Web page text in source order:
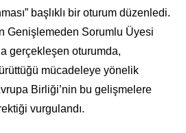
başlıklı bir oturum düzenledi.
Genişlemeden Sorumlu Üyesi
gerçekleşen oturumda,
mücadeleye yönelik
Birliği’nin bu gelişmelere
vurgulandı.